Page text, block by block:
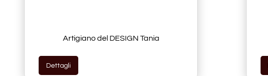
Artigiano del DESIGN Tania
Dettagli